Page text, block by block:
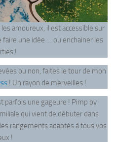
amoureux, il est accessible sur
faire une idée … ou enchainer les
!
ou non, faites le tour de mon
! Un rayon de merveilles !
parfois une gageure ! Pimp by
qui vient de débuter dans
rangements adaptés à tous vos
!